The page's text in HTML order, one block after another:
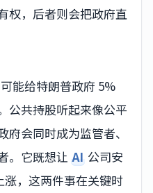
权，后者则会把政府直
可能给特朗普政府 5%
公共持股听起来像公平
会同时成为监管者、
。它既想让 AI 公司安
涨，这两件事在关键时